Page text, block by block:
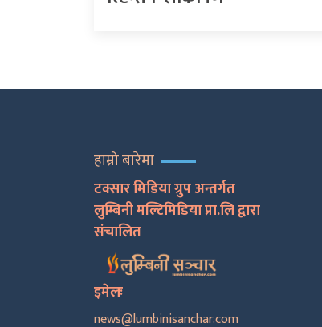
हाम्रो बारेमा
टक्सार मिडिया ग्रुप अन्तर्गत
लुम्बिनी मल्टिमिडिया प्रा.लि द्वारा
संचालित
इमेलः
news@lumbinisanchar.com